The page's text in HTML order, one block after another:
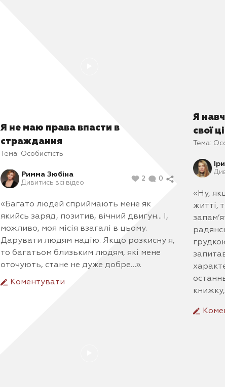
Я
свої
Тема:
«Ну,
житті,
Я не маю права впасти в
страждання
Тема: Особистість
Римма Зюбіна
Дивитись всі відео
2 0
«Багато людей сприймають мене як
якийсь заряд, позитив, вічний двигун... І,
можливо, моя місія взагалі в цьому.
Дарувати людям надію. Якщо розкисну я,
то багатьом близьким людям, які мене
оточують, стане не дуже добре…».
Коментувати